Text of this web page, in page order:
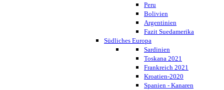
Peru
Bolivien
Argentinien
Fazit Suedamerika
Südliches Europa
Sardinien
Toskana 2021
Frankreich 2021
Kroatien-2020
Spanien - Kanaren